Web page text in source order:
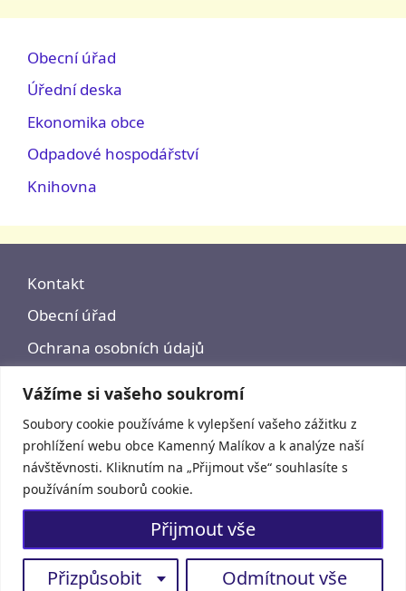
Vážíme si vašeho soukromí
Soubory cookie používáme k vylepšení vašeho zážitku z
prohlížení webu obce Kamenný Malíkov a k analýze naší
návštěvnosti. Kliknutím na „Přijmout vše“ souhlasíte s
používáním souborů cookie.
Přizpůsobit Odmítnout vše
Přijmout vše
Obecní úřad
Úřední deska
Ekonomika obce
Odpadové hospodářství
Knihovna
Kontakt
Obecní úřad
Ochrana osobních údajů
© 2026 - Kamenný Malíkov